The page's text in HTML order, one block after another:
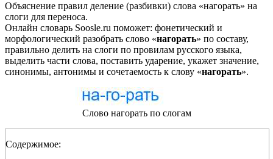
Объяснение правил деление (разбивки) слова «нагорать» на
слоги для переноса.
Онлайн словарь Soosle.ru поможет: фонетический и
морфологический разобрать слово «нагорать» по составу,
правильно делить на слоги по провилам русского языка,
выделить части слова, поставить ударение, укажет значение,
синонимы, антонимы и сочетаемость к слову «нагорать».
Слово нагорать по слогам
Содержимое: